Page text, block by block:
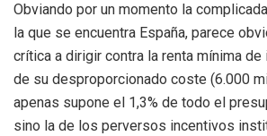
Obviando por un momento la
la que se encuentra España, parece
crítica a dirigir contra la renta mínima
de su desproporcionado coste (6.000
apenas supone el 1,3% de todo el
sino la de los perversos incentivos